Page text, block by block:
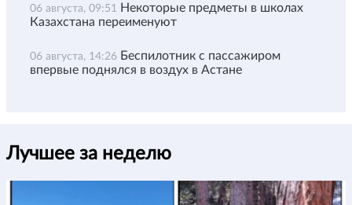
06 августа, 09:51
Некоторые предметы в школах
Казахстана переименуют
06 августа, 14:26 Беспилотник с пассажиром
впервые поднялся в воздух в Астане
Лучшее за неделю